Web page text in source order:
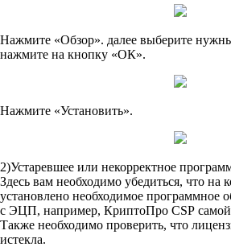
Нажмите «Обзор». далее выберите
нажмите на кнопку «ОК».
Нажмите «Установить».
2)Устаревшее или некорректное
Здесь вам необходимо убедиться, что на
установлено необходимое программное
с ЭЦП, например, КриптоПро CSP самой
Также необходимо проверить, что
истекла.